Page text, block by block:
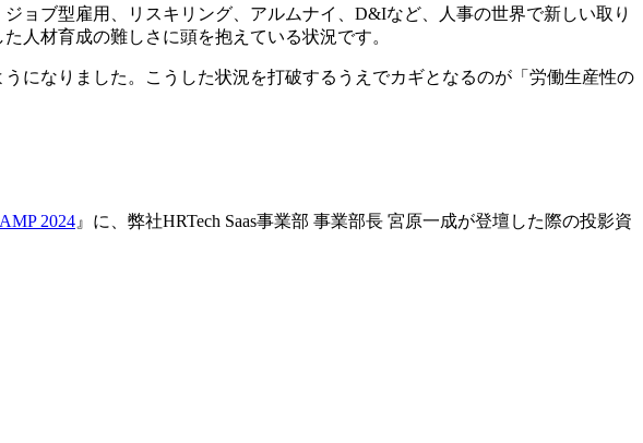
ョブ型雇用、リスキリング、アルムナイ、D&Iなど、人事の世界で新しい取り
人材育成の難しさに頭を抱えている状況です。
になりました。こうした状況を打破するうえでカギとなるのが「労働生産性の
2024 』に、弊社HRTech Saas事業部 事業部長 宮原一成が登壇した際の投影資